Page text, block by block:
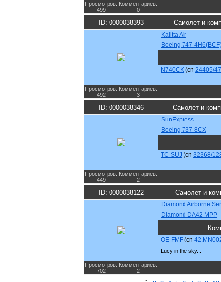
Просмотров:
499
Комментариев:
0
ID: 0000038393 Самолет и
Kalitta Air
Boeing 747-4H6(BCF)
N740CK (cn 24405/
Просмотров:
492
Комментариев:
3
ID: 0000038346 Самолет и
SunExpress
Boeing 737-8CX
TC-SUJ (cn 32368/
Просмотров:
449
Комментариев:
2
ID: 0000038122 Самолет и
Diamond Airborne
Diamond DA42 MPP
OE-FMF (cn
Lucy in the sky...
Просмотров:
702
Комментариев:
2